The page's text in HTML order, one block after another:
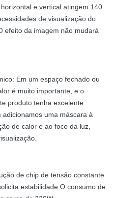
e vertical atingem 140
de visualização do
efeito da imagem não mudará
Em um espaço fechado ou
é muito importante, e o
produto tenha excelente
uma máscara à
de calor e ao foco da luz,
de chip de tensão constante
estabilidade.O consumo de